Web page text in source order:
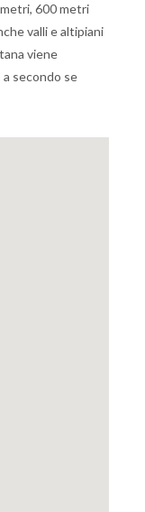
600 metri
valli e altipiani
viene
a secondo se